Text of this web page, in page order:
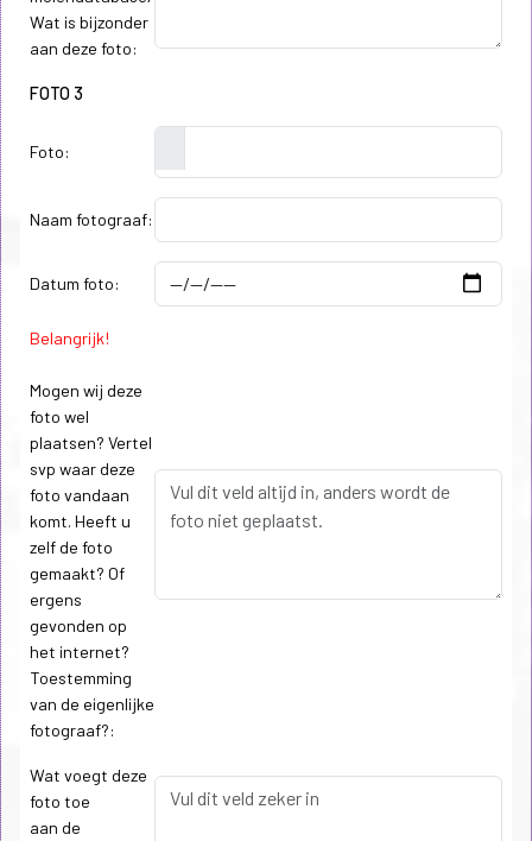
Wat is bijzonder
aan deze foto:
FOTO 3
Foto:
Naam fotograaf:
Datum foto:
Belangrijk!
Mogen wij deze
foto wel
plaatsen? Vertel
svp waar deze
foto vandaan
komt. Heeft u
zelf de foto
gemaakt? Of
ergens
gevonden op
het internet?
Toestemming
van de eigenlijke
fotograaf?:
Wat voegt deze
foto toe
aan de